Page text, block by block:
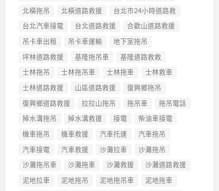
北橫拖吊
北橫道路救援
台北市24小時道路救
台北汽車接電
台北道路救援
合歡山道路救援
吊卡車出租
吊卡車運輸
地下室拖吊
坪林道路救援
基隆拖吊車
基隆道路救救
士林拖吊
士林拖吊車 士林拖車
士林救車
士林道路救援
山區道路救援
復興鄉拖吊
復興鄉道路救援
拉拉山拖吊 拖吊車
拖吊電話
掉水溝拖吊
掉水溝救援 接電
柴油車接電
機車拖吊
機車救援 汽車托運
汽車拖吊
汽車接電
汽車救援 沙灘拉車
沙灘拖吊
沙灘拖吊車
沙灘拖車 沙灘救援
沙灘道路救援
泥地拉車
泥地拖吊 泥地拖吊車
泥地拖車